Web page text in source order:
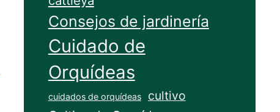
Consejos de jardinería
Cuidado de
Orquídeas
cuidados de orquídeas cultivo